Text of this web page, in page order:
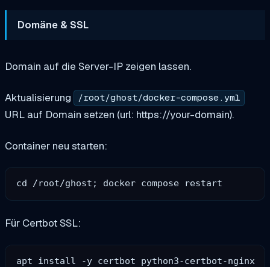
Domäne & SSL
Domain auf die Server-IP zeigen lassen.
Aktualisierung /root/ghost/docker-compose.yml
URL auf Domain setzen (url: https://your-domain).
Container neu starten:
Für Certbot SSL:
apt install -y certbot python3-certbot-nginx